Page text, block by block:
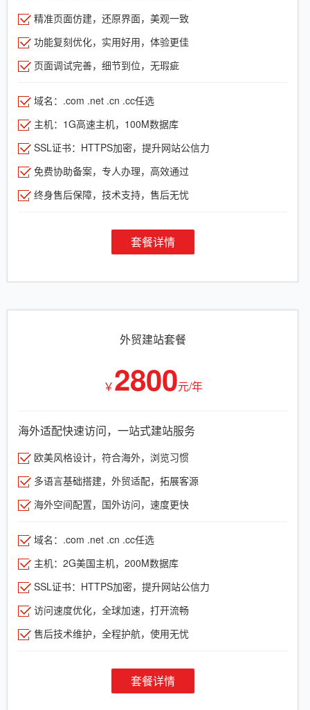
精准页面仿建，还原界面，美观一致
功能复刻优化，实用好用，体验更佳
页面调试完善，细节到位，无瑕疵
域名：.com .net .cn .cc任选
主机：1G高速主机，100M数据库
SSL证书：HTTPS加密，提升网站公信力
免费协助备案，专人办理，高效通过
终身售后保障，技术支持，售后无忧
套餐详情
外贸建站套餐
￥2800元/年
海外适配快速访问，一站式建站服务
欧美风格设计，符合海外，浏览习惯
多语言基础搭建，外贸适配，拓展客源
海外空间配置，国外访问，速度更快
域名：.com .net .cn .cc任选
主机：2G美国主机，200M数据库
SSL证书：HTTPS加密，提升网站公信力
访问速度优化，全球加速，打开流畅
售后技术维护，全程护航，使用无忧
套餐详情